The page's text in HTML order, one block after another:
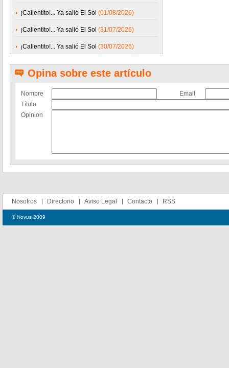
¡Calientito!... Ya salió El Sol (01/08/2026)
¡Calientito!... Ya salió El Sol (31/07/2026)
¡Calientito!... Ya salió El Sol (30/07/2026)
Opina sobre este artículo
Nombre
Email
Título
Opinion
Nosotros Directorio Aviso Legal Contacto RSS
© Novus 2009